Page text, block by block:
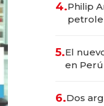
4.Philip
5.El
en
en
6.Dos